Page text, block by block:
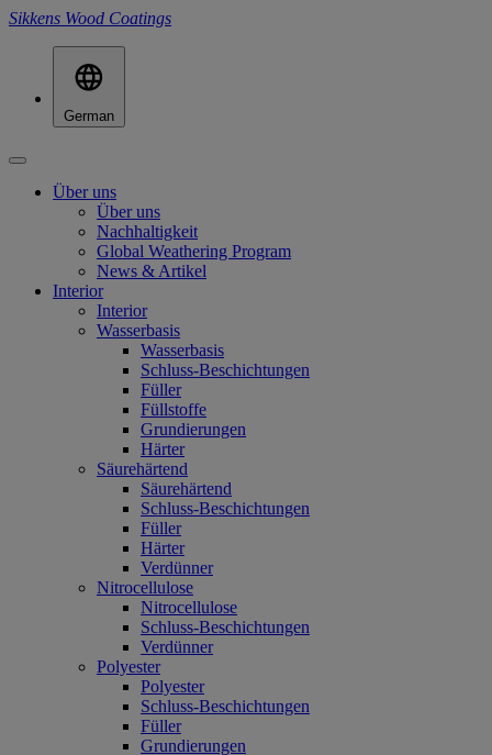
Sikkens Wood Coatings
German
Über uns
Über uns
Nachhaltigkeit
Global Weathering Program
News & Artikel
Interior
Interior
Wasserbasis
Wasserbasis
Schluss-Beschichtungen
Füller
Füllstoffe
Grundierungen
Härter
Säurehärtend
Säurehärtend
Schluss-Beschichtungen
Füller
Härter
Verdünner
Nitrocellulose
Nitrocellulose
Schluss-Beschichtungen
Verdünner
Polyester
Polyester
Schluss-Beschichtungen
Füller
Grundierungen